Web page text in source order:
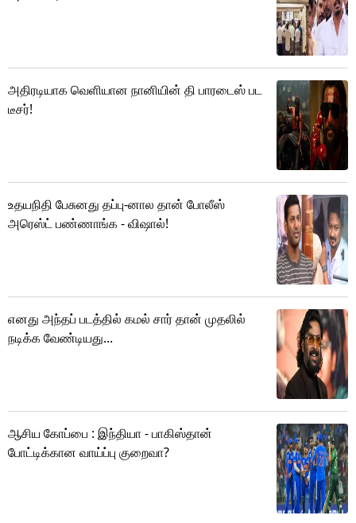
அதிரடியாக வெளியான நானியின் தி பாரடைஸ் பட
டீசர்!
உதயநிதி பேசுனது தப்பு-னால தான் போலீஸ்
அரெஸ்ட் பண்ணாங்க - விஷால்!
எனது அந்தப் படத்தில் கமல் சார் தான் முதலில்
நடிக்க வேண்டியது...
ஆசிய கோப்பை : இந்தியா - பாகிஸ்தான்
போட்டிக்கான வாய்ப்பு குறைவா?